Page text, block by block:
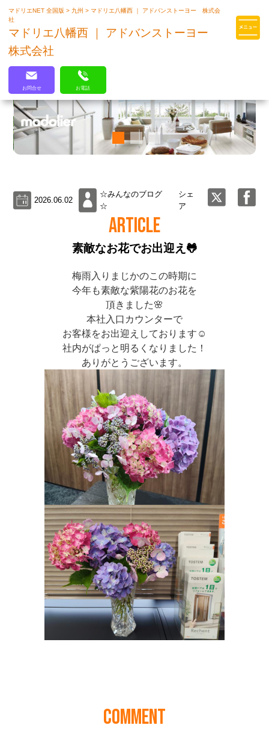
マドリエはLIXILの厳しい基準を
マドリエNET 全国版> 九州>マドリエ八幡西 ｜ アドバンストーヨー 株式会
社
マドリエ八幡西 ｜ アドバンストーヨー
株式会社
お問合せ お電話
2026.06.02
☆みんなのブログ
☆
シェ
ア
ARTICLE
素敵なお花でお出迎え🐸
COMMENT